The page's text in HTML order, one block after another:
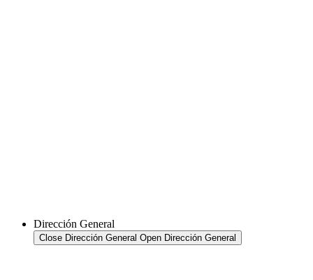
Dirección General
Close Dirección General Open Dirección General